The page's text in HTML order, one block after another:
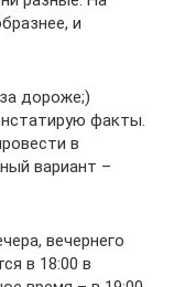
и
дороже;)
факты.
в
вариант –
вечернего
в 18:00 в